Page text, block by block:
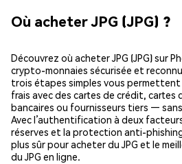
Où acheter JPG (JPG) ?
Découvrez où acheter JPG (JPG) sur
crypto-monnaies sécurisée et
trois étapes simples vous permettent
frais avec des cartes de crédit, cartes
bancaires ou fournisseurs tiers —
Avec l’authentification à deux
réserves et la protection anti-
plus sûr pour acheter du JPG et le
du JPG en ligne.